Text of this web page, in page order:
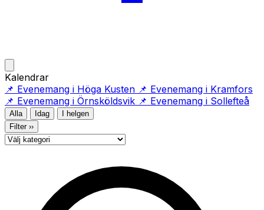
Öppna meny
Kalendrar
📌 Evenemang i Höga Kusten (öppnas i ny flik)
📌 Evenemang i Kramfors
📌 Evenemang i Örnsköldsvik (öppnas i ny flik)
📌 Evenemang i Sollefteå
Alla Idag
I helgen
Filter ››
Kategori